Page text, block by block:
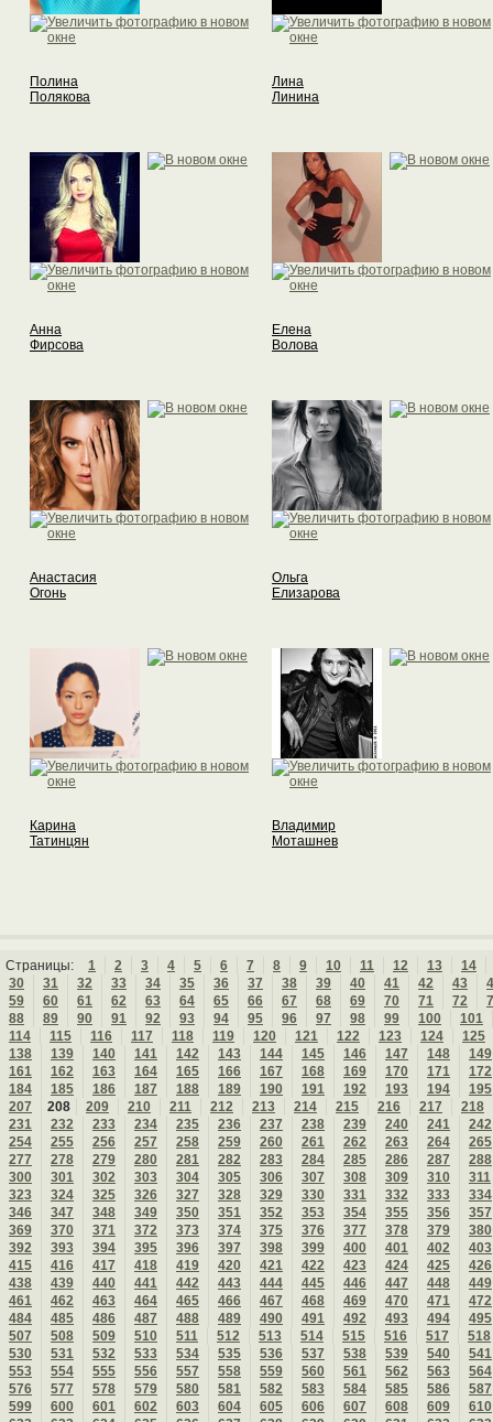
Полина
Полякова
Лина
Линина
Анна
Фирсова
Елена
Волова
Анастасия
Огонь
Ольга
Елизарова
Карина
Татинцян
Владимир
Моташнев
Страницы: 1 2 3 4 5 6 7 8 9 10 11 12 13
14
30
31 32 33 34 35 36 37 38 39 40 41 42 43
59
60 61 62 63 64 65 66 67 68 69 70 71 72
88
89 90 91 92 93 94 95 96 97 98 99 100
101
114
115 116 117 118 119 120 121 122 123 124
125
138
139 140 141 142 143 144 145 146 147 148
149
161
162 163 164 165 166 167 168 169 170 171
172
184
185 186 187 188 189 190 191 192 193 194
195
207
208 209 210 211 212 213 214 215 216 217
218
231
232 233 234 235 236 237 238 239 240 241
242
254
255 256 257 258 259 260 261 262 263 264
265
277
278 279 280 281 282 283 284 285 286 287
288
300
301 302 303 304 305 306 307 308 309 310
311
323
324 325 326 327 328 329 330 331 332 333
334
346
347 348 349 350 351 352 353 354 355 356
357
369
370 371 372 373 374 375 376 377 378 379
380
392
393 394 395 396 397 398 399 400 401 402
403
415
416 417 418 419 420 421 422 423 424 425
426
438
439 440 441 442 443 444 445 446 447 448
449
461
462 463 464 465 466 467 468 469 470 471
472
484
485 486 487 488 489 490 491 492 493 494
495
507
508 509 510 511 512 513 514 515 516 517
518
530
531 532 533 534 535 536 537 538 539 540
541
553
554 555 556 557 558 559 560 561 562 563
564
576
577 578 579 580 581 582 583 584 585 586
587
599
600 601 602 603 604 605 606 607 608 609
610